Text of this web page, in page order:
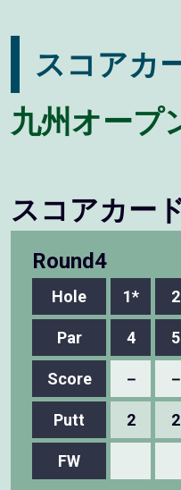
スコアカ
九州オープ
スコアカー
Round4
Hole 1* 2
Par
4 5
Score － －
Putt 2 2
FW